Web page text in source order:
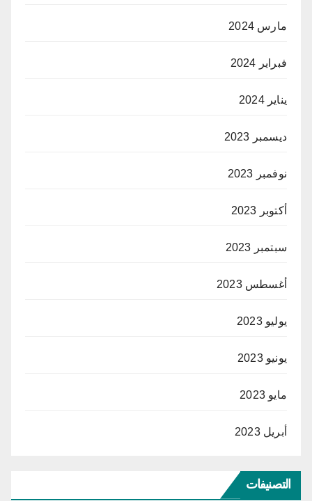
مارس 2024
فبراير 2024
يناير 2024
ديسمبر 2023
نوفمبر 2023
أكتوبر 2023
سبتمبر 2023
أغسطس 2023
يوليو 2023
يونيو 2023
مايو 2023
أبريل 2023
التصنيفات